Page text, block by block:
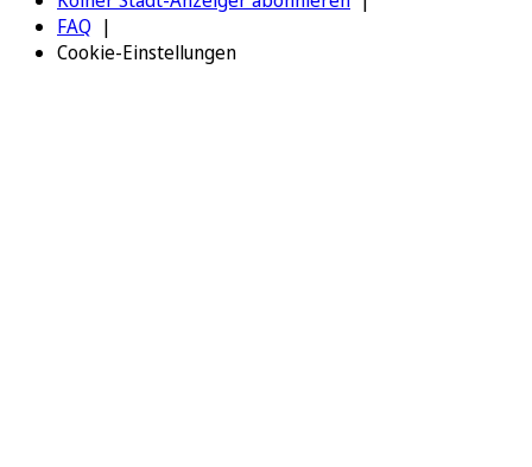
FAQ
Cookie-Einstellungen